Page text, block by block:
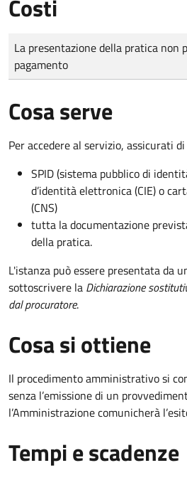
Costi
Tipo di pagamento
Importo
La presentazione della pratica non
pagamento
Cosa serve
Per accedere al servizio, assicurati
SPID (sistema pubblico di
d’identità elettronica (CIE) o
(CNS)
tutta la documentazione
della pratica.
L'istanza può essere presentata da
sottoscrivere la Dichiarazione
dal procuratore.
Cosa si ottiene
Il procedimento amministrativo si
senza l’emissione di un
l’Amministrazione comunicherà
Tempi e scadenze